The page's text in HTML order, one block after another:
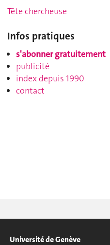
Tête chercheuse
Infos pratiques
s'abonner gratuitement
publicité
index depuis 1990
contact
Université de Genève